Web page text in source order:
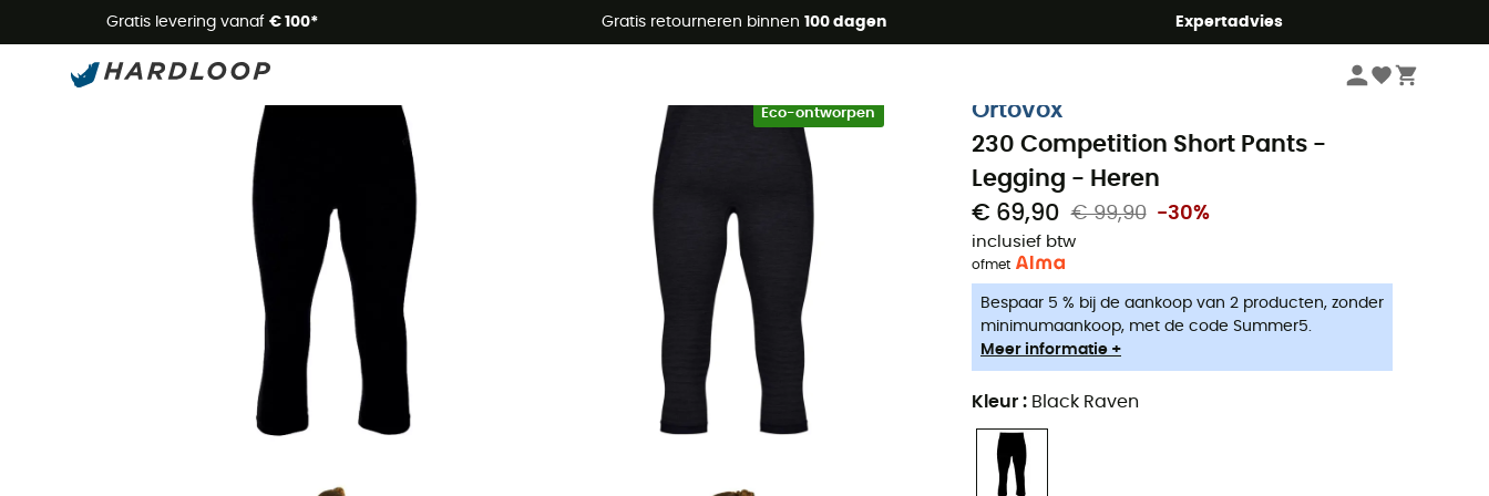
Gratis levering vanaf € 100* Gratis retourneren binnen 100 dagen Expertadvies
Zomeraanbiedingen 🔥 -5% EXTRA vanaf 2 producten* met code Summer5
Eco-ontworpen
Ortovox
230 Competition Short Pants -
Legging - Heren
€ 69,90 € 99,90 -30%
inclusief btw
ofmet
Bespaar 5 % bij de aankoop van 2 producten, zonder
minimumaankoop, met de code Summer5.
Meer informatie +
Kleur : Black Raven